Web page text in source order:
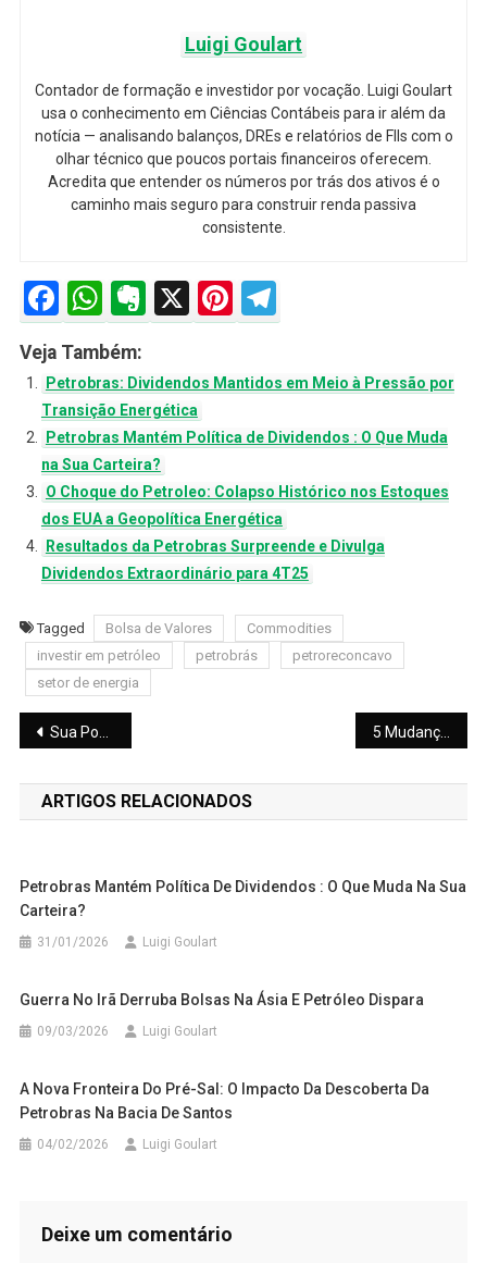
Luigi Goulart
Contador de formação e investidor por vocação. Luigi Goulart
usa o conhecimento em Ciências Contábeis para ir além da
notícia — analisando balanços, DREs e relatórios de FIIs com o
olhar técnico que poucos portais financeiros oferecem.
Acredita que entender os números por trás dos ativos é o
caminho mais seguro para construir renda passiva
consistente.
Facebook
WhatsApp
Evernote
X Pinterest
Telegram
Veja Também:
Petrobras: Dividendos Mantidos em Meio à Pressão por
Transição Energética
Petrobras Mantém Política de Dividendos : O Que Muda
na Sua Carteira?
O Choque do Petroleo: Colapso Histórico nos Estoques
dos EUA a Geopolítica Energética
Resultados da Petrobras Surpreende e Divulga
Dividendos Extraordinário para 4T25
Tagged Bolsa de Valores
Commodities
investir em petróleo
petrobrás
petroreconcavo
setor de energia
Navegação
de
Post
Sua Poupança Rende Menos do que Deveria? 5 Fatos que Você Precisa Saber 5 Mudanças Surpreendentes no Ranking das Maiores Empresas da B3
ARTIGOS RELACIONADOS
Petrobras Mantém Política De Dividendos : O Que Muda Na Sua
Carteira?
31/01/2026 Luigi Goulart
Guerra No Irã Derruba Bolsas Na Ásia E Petróleo Dispara
09/03/2026 Luigi Goulart
A Nova Fronteira Do Pré-Sal: O Impacto Da Descoberta Da
Petrobras Na Bacia De Santos
04/02/2026 Luigi Goulart
Deixe um comentário